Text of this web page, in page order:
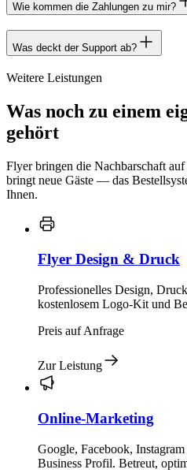
Wie kommen die Zahlungen zu mir?
Was deckt der Support ab?
Weitere Leistungen
Was noch zu einem
gehört
Flyer bringen die Nachbarschaft
bringt neue Gäste — das
Ihnen.
Flyer Design & Druck
Professionelles Design,
kostenlosem Logo-Kit und
Preis auf Anfrage
Zur Leistung
Online-Marketing
Google, Facebook,
Business Profil. Betreut,